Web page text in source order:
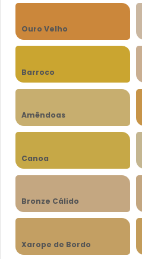
Ouro Velho
Barroco
Amêndoas
Canoa
Bronze Cálido
Xarope de Bordo